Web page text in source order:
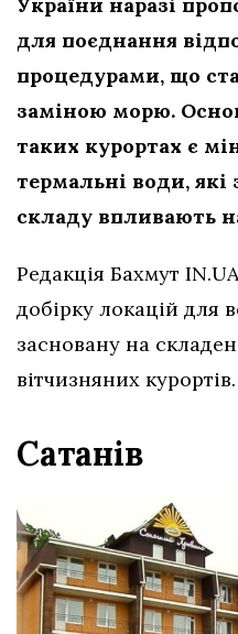
для поєднання
процедурами, що
заміною морю.
таких курортах є
термальні води,
складу впливають
Редакція Бахмут
добірку локацій для
засновану на
вітчизняних курортів.
Сатанів